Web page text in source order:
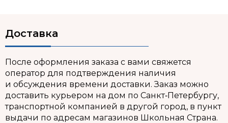
Доставка
После оформления заказа с вами свяжется
оператор для подтверждения наличия
и обсуждения времени доставки. Заказ можно
доставить курьером на дом по Санкт‑Петербургу,
транспортной компанией в другой город, в пункт
выдачи по адресам магазинов Школьная Страна.